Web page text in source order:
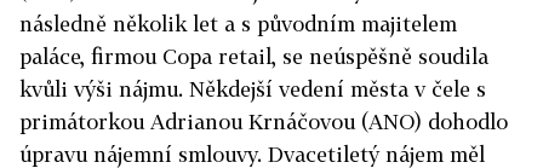
následně několik let a s původním majitelem
paláce, firmou Copa retail, se neúspěšně soudila
kvůli výši nájmu. Někdejší vedení města v čele s
primátorkou Adrianou Krnáčovou (ANO) dohodlo
úpravu nájemní smlouvy. Dvacetiletý nájem měl